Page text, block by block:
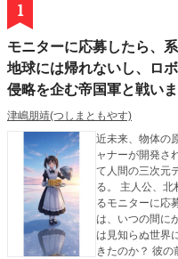
1
モニターに応募したら、
地球には帰れないし、ロ
侵略を企む帝国軍と戦いま
津嶋朋靖(つしまともやす)
近未来、物体の
ャナーが開発さ
て人間の三次元
る。 主人公、北村海斗は、高額の報酬につられてデータを取
るモニターに応
は、いつの間に
は見知らぬ世界
きたのか？ 彼